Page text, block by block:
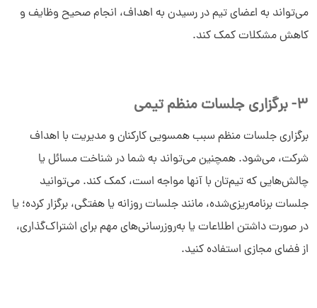
می‌تواند به اعضای تیم در رسیدن به اهداف، انجام صحیح وظایف و
کاهش مشکلات کمک کند.
3- برگزاری جلسات منظم تیمی
برگزاری جلسات منظم سبب همسویی کارکنان و مدیریت با اهداف
شرکت، می‌شود. همچنین می‌تواند به شما در شناخت مسائل یا
چالش‌هایی که تیم‌تان با آنها مواجه است، کمک کند. می‌توانید
جلسات برنامه‌ریزی‌شده، مانند جلسات روزانه یا هفتگی، برگزار کرده؛ یا
در صورت داشتن اطلاعات یا به‌روزرسانی‌های مهم برای اشتراک‌گذاری،
از فضای مجازی استفاده کنید.